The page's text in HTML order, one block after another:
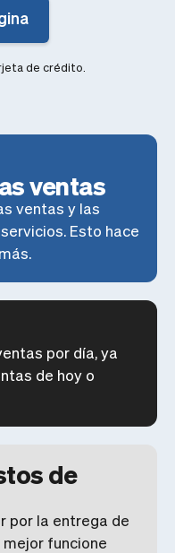
de crédito.
ventas
ventas y las
Esto hace
por día, ya
de hoy o
de
por la entrega de
funcione